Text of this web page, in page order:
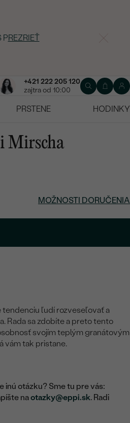
PREZRIEŤ
+421 222 205 120
zajtra od 10:00
PRSTENE
HODINKY
Mirscha
MOŽNOSTI DORUČENIA
tendenciu ľudí rozveseľovať a
Rada sa zdobíte a preto tento
svojím teplým granátovým
vám tak pristane.
otázku? Sme tu pre vás:
naotazky@eppi.sk. Radi